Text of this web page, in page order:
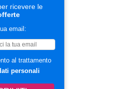
ricevere le
email:
al trattamento
personali